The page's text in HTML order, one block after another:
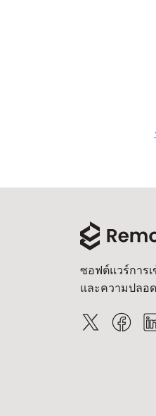
ซอฟต์แวร์การ
และความปลอ